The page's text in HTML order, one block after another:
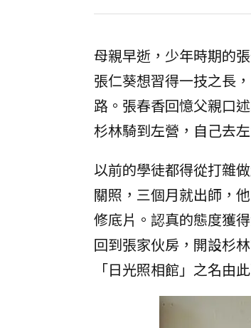
母親早逝，少年時期的
張仁葵想習得一技之長
路。張春香回憶父親口
杉林騎到左營，自己去
以前的學徒都得從打雜
關照，三個月就出師，
修底片。認真的態度獲
回到張家伙房，開設杉
「日光照相館」之名由